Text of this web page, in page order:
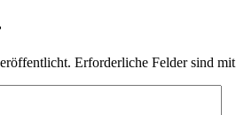
Erforderliche Felder sind mit